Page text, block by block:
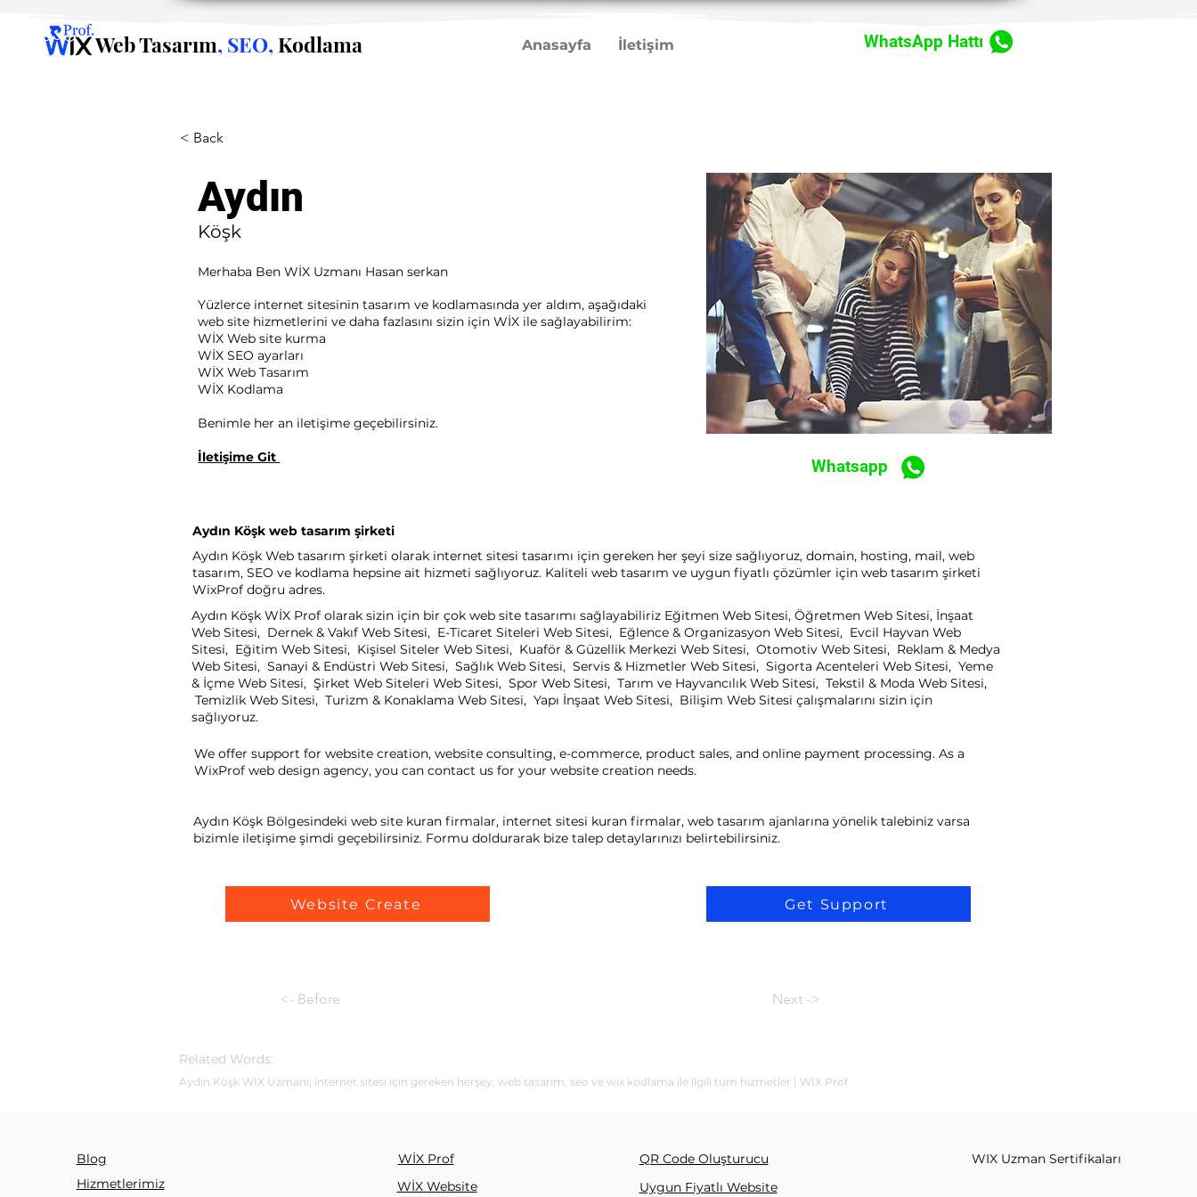
Web Tasarım, SEO,Kodlama Anasayfa İletişim WhatsApp Hattı
< Back
Aydın
Köşk
Merhaba Ben WİX Uzmanı Hasan serkan
Yüzlerce internet sitesinin tasarım ve kodlamasında yer aldım, aşağıdaki
web site hizmetlerini ve daha fazlasını sizin için WİX ile sağlayabilirim:​ ​
WİX Web site kurma
WİX SEO ayarları
WİX Web Tasarım
WİX Kodlama ​
Benimle her an iletişime geçebilirsiniz.
İletişime Git Whatsapp
Aydın Köşk web tasarım şirketi
Aydın Köşk Web tasarım şirketi olarak internet sitesi tasarımı için gereken her şeyi size sağlıyoruz, domain, hosting, mail, web
tasarım, SEO ve kodlama hepsine ait hizmeti sağlıyoruz. Kaliteli web tasarım ve uygun fiyatlı çözümler için web tasarım şirketi
WixProf doğru adres.
Aydın Köşk WİX Prof olarak sizin için bir çok web site tasarımı sağlayabiliriz Eğitmen Web Sitesi, Öğretmen Web Sitesi, İnşaat
Web Sitesi, Dernek & Vakıf Web Sitesi, E-Ticaret Siteleri Web Sitesi, Eğlence & Organizasyon Web Sitesi, Evcil Hayvan Web
Sitesi, Eğitim Web Sitesi, Kişisel Siteler Web Sitesi, Kuaför & Güzellik Merkezi Web Sitesi, Otomotiv Web Sitesi, Reklam & Medya
Web Sitesi, Sanayi & Endüstri Web Sitesi, Sağlık Web Sitesi, Servis & Hizmetler Web Sitesi, Sigorta Acenteleri Web Sitesi, Yeme
& İçme Web Sitesi, Şirket Web Siteleri Web Sitesi, Spor Web Sitesi, Tarım ve Hayvancılık Web Sitesi, Tekstil & Moda Web Sitesi,
Temizlik Web Sitesi, Turizm & Konaklama Web Sitesi, Yapı İnşaat Web Sitesi, Bilişim Web Sitesi çalışmalarını sizin için
sağlıyoruz.
We offer support for website creation, website consulting, e-commerce, product sales, and online payment processing. As a
WixProf web design agency, you can contact us for your website creation needs.
Aydın Köşk Bölgesindeki web site kuran firmalar, internet sitesi kuran firmalar, web tasarım ajanlarına yönelik talebiniz varsa
bizimle iletişime şimdi geçebilirsiniz. Formu doldurarak bize talep detaylarınızı belirtebilirsiniz.
Website Create Get Support
<- Before Next ->
Related Words:
Aydın Köşk WİX Uzmanı; internet sitesi için gereken herşey; web tasarım, seo ve wix kodlama ile ilgili tüm hizmetler | WİX Prof
Blog
Hizmetlerimiz
WİX Prof
WİX Website
QR Code Oluşturucu
Uygun Fiyatlı Website
WIX Uzman Sertifikaları